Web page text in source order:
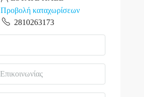
Προβολή καταχωρίσεων
2810263173